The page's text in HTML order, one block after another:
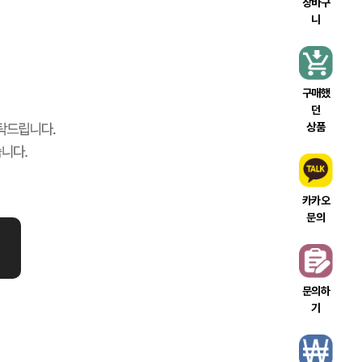
니
구매했
던
상품
카카오
문의
문의하
기